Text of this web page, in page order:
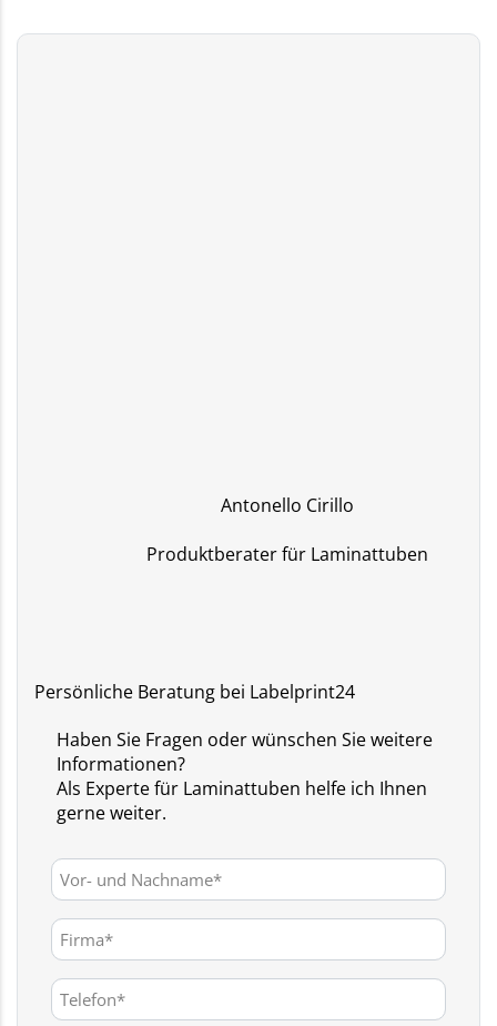
Antonello Cirillo
Produktberater für Laminattuben
Persönliche Beratung bei Labelprint24
Haben Sie Fragen oder wünschen Sie weitere
Informationen?
Als Experte für Laminattuben helfe ich Ihnen
gerne weiter.